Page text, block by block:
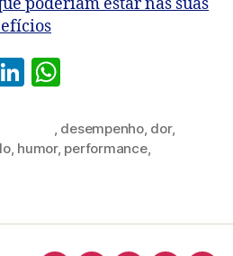
Li
e
n
at
s
p
p
, desempenho, dor,
, humor, performance,